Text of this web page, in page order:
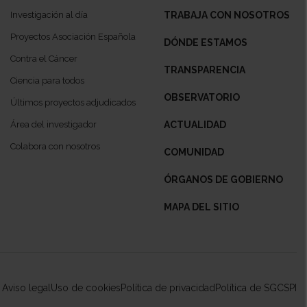
Investigación al día
Proyectos Asociación Española
Contra el Cáncer
Ciencia para todos
Últimos proyectos adjudicados
Área del investigador
Colabora con nosotros
TRABAJA CON NOSOTROS
DÓNDE ESTAMOS
TRANSPARENCIA
OBSERVATORIO
ACTUALIDAD
COMUNIDAD
ÓRGANOS DE GOBIERNO
MAPA DEL SITIO
Aviso legalUso de cookiesPolítica de privacidad Política de SGCSPI